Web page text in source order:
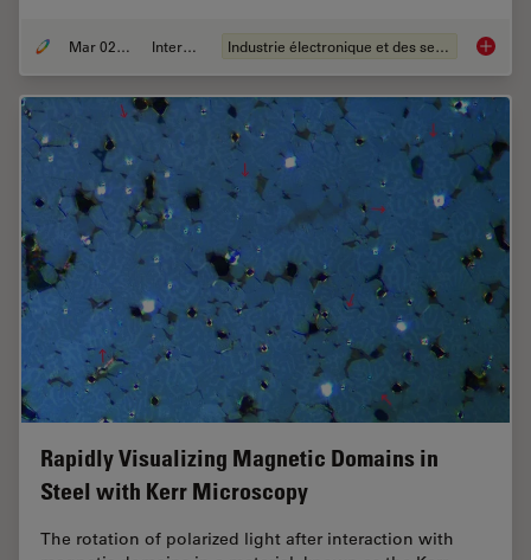
Mar 02, 2026 Interviews Industrie électronique et des semi-conducteurs
Rapidly Visualizing Magnetic Domains in
Steel with Kerr Microscopy
The rotation of polarized light after interaction with